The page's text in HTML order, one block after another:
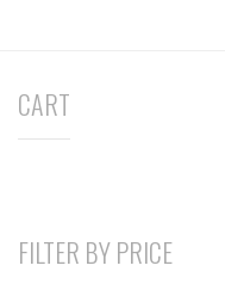
CART
FILTER BY PRICE